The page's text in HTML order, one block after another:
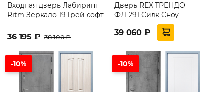
Входная дверь Лабиринт
Ritm Зеркало 19 Грей софт
36 195 ₽ 38 100 ₽
Дверь REX ТРЕНДО
ФЛ-291 Силк Сноу
39 060 ₽
-10% -10%